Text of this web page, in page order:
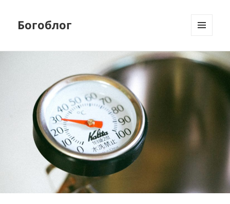
Богоблог
ВИДЖЕТЫ